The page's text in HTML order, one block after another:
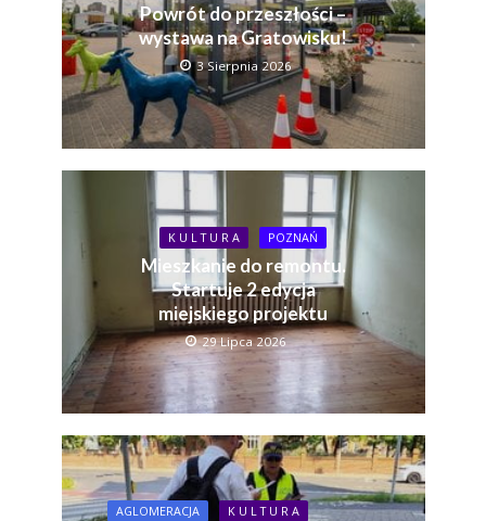
Powrót do przeszłości –
wystawa na Gratowisku!
3 Sierpnia 2026
K U L T U R A POZNAŃ
Mieszkanie do remontu.
Startuje 2 edycja
miejskiego projektu
29 Lipca 2026
AGLOMERACJA K U L T U R A